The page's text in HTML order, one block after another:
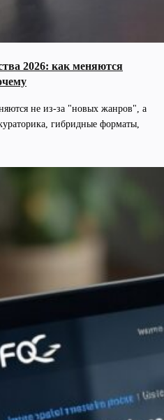
2026: как меняются
не из-за "новых жанров", а
гибридные форматы,